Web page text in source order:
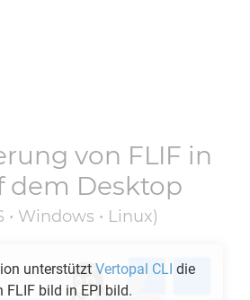
von FLIF in
dem Desktop
• Windows • Linux)
unterstützt Vertopal CLI die
FLIF bild in EPI bild.